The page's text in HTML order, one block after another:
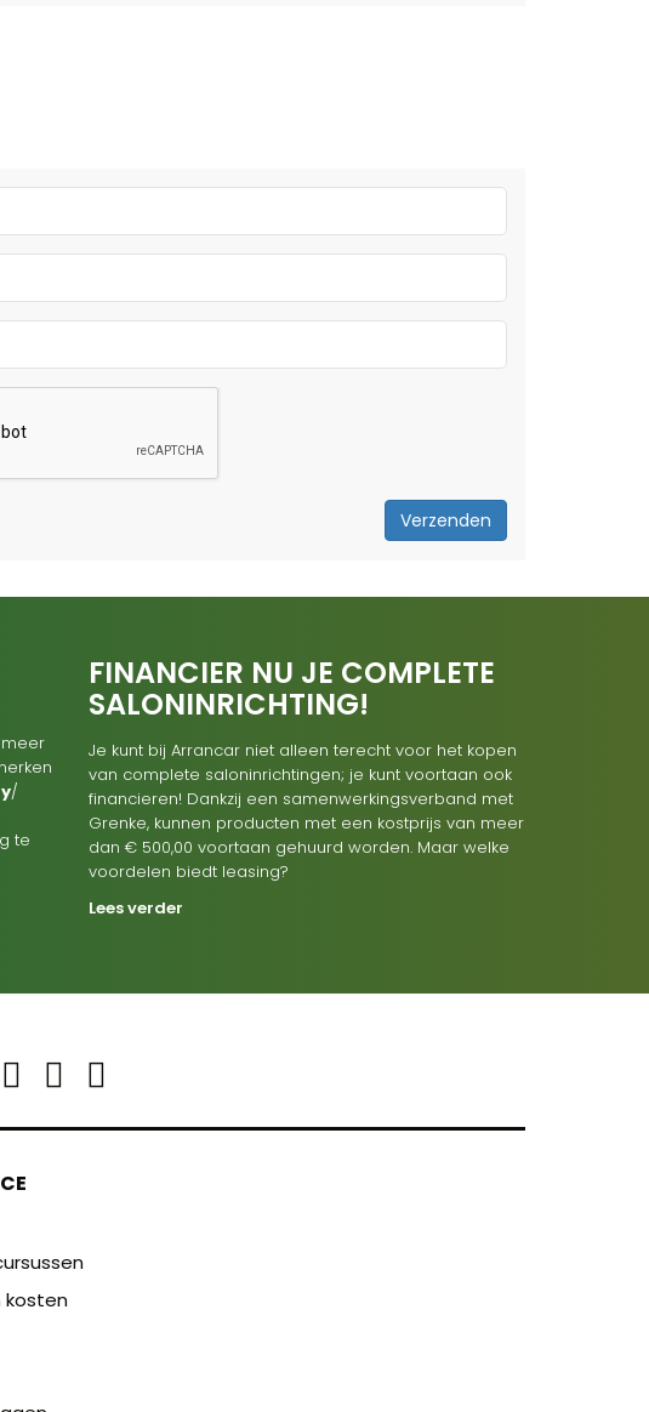
Verzenden
/
te
FINANCIER NU JE COMPLETE
SALONINRICHTING!
Je kunt bij Arrancar niet alleen terecht voor het kopen
van complete saloninrichtingen; je kunt voortaan ook
financieren! Dankzij een samenwerkingsverband met
Grenke, kunnen producten met een kostprijs van meer
dan € 500,00 voortaan gehuurd worden. Maar welke
voordelen biedt leasing?
Lees verder
kosten